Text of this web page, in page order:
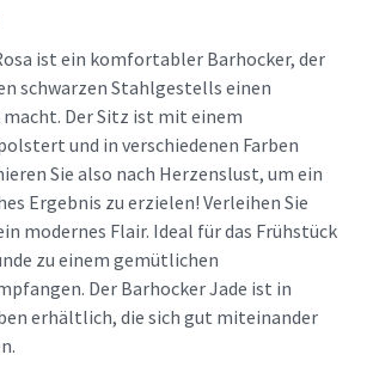
ist ein komfortabler Barhocker, der
schwarzen Stahlgestells einen
Der Sitz ist mit einem
und in verschiedenen Farben
Sie also nach Herzenslust, um ein
Ergebnis zu erzielen! Verleihen Sie
modernes Flair. Ideal für das Frühstück
zu einem gemütlichen
Der Barhocker Jade ist in
erhältlich, die sich gut miteinander